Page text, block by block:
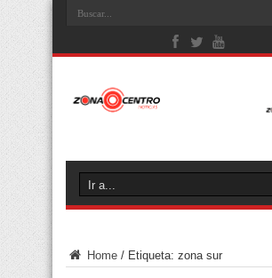
Home / Etiqueta: zona sur